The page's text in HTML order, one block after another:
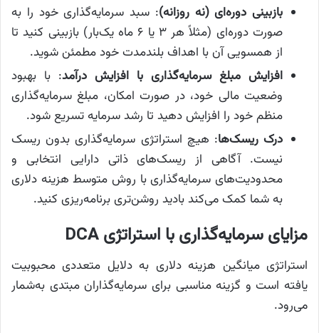
بازبینی دوره‌ای (نه روزانه): سبد سرمایه‌گذاری خود را به
صورت دوره‌ای (مثلاً هر ۳ یا ۶ ماه یک‌بار) بازبینی کنید تا
از همسویی آن با اهداف بلندمدت خود مطمئن شوید.
افزایش مبلغ سرمایه‌گذاری با افزایش درآمد: با بهبود
وضعیت مالی خود، در صورت امکان، مبلغ سرمایه‌گذاری
منظم خود را افزایش دهید تا رشد سرمایه تسریع شود.
درک ریسک‌ها: هیچ استراتژی سرمایه‌گذاری بدون ریسک
نیست. آگاهی از ریسک‌های ذاتی دارایی انتخابی و
محدودیت‌های سرمایه‌گذاری با روش متوسط هزینه دلاری
به شما کمک می‌کند بادید روشن‌تری برنامه‌ریزی کنید.
مزایای سرمایه‌گذاری با استراتژی DCA
استراتژی میانگین هزینه دلاری به دلایل متعددی محبوبیت
یافته است و گزینه مناسبی برای سرمایه‌گذاران مبتدی به‌شمار
می‌رود.